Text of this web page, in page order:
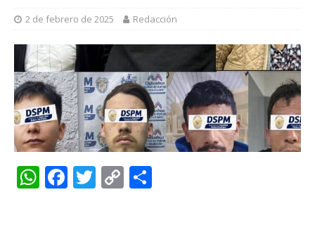
2 de febrero de 2025 Redacción
W F T C